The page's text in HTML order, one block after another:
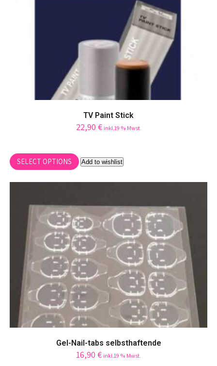
TV Paint Stick
22,90 € inkl.19 % Mwst.
SELECT OPTIONS
product
The
options
may
be
chosen
on
the
product
page
Add to wishlist
Gel-Nail-tabs selbsthaftende
16,90 € inkl.19 % Mwst.